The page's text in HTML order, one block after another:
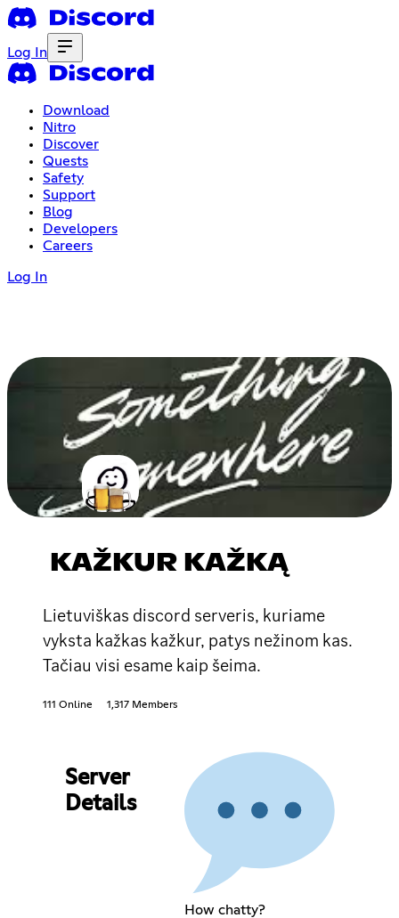
Log In
Download
Nitro
Discover
Quests
Safety
Support
Blog
Developers
Careers
Log In
KAŽKUR KAŽKĄ
Lietuviškas discord serveris, kuriame
vyksta kažkas kažkur, patys nežinom kas.
Tačiau visi esame kaip šeima.
111 Online 1,317 Members
Server
Details
How chatty?